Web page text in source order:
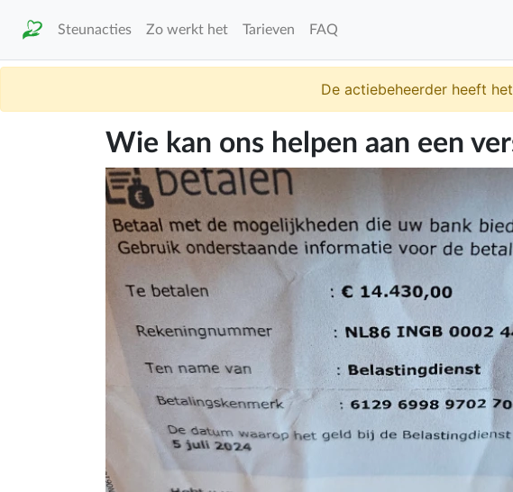
Steunacties Zo werkt het Tarieven FAQ
De actiebeheerder heeft
Wie kan ons helpen aan een